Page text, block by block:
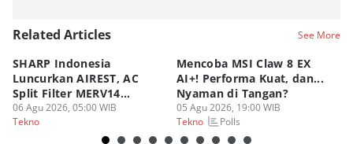
Related Articles See More
SHARP Indonesia
Luncurkan AIREST, AC
Split Filter MERV14
Perdana!
06 Agu 2026, 05:00 WIB
Tekno
Mencoba MSI Claw 8 EX
AI+! Performa Kuat, dan...
Nyaman di Tangan?
05 Agu 2026, 19:00 WIB
Tekno
Polls